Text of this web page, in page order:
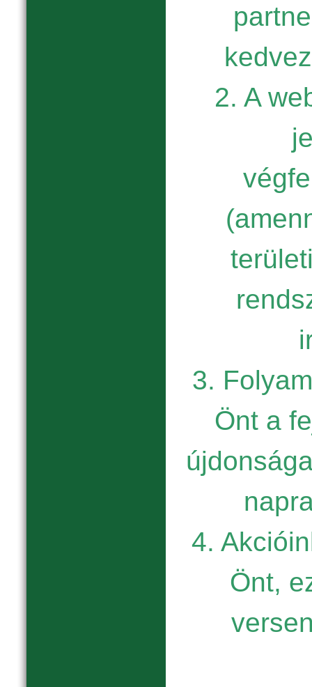
2. A
3.
Önt a
4.
Önt,